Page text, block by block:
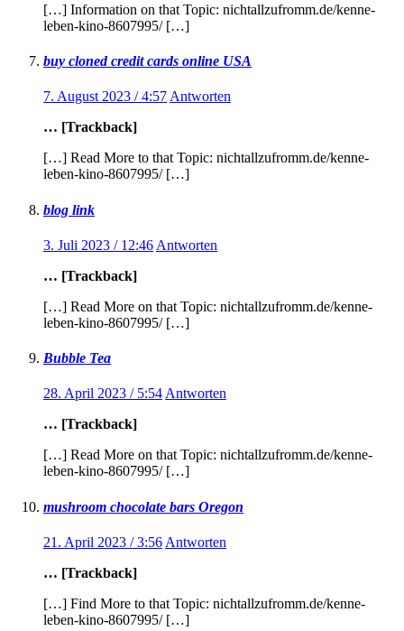
[…] Information on that Topic: nichtallzufromm.de/kenne-
leben-kino-8607995/ […]
buy cloned credit cards online USA
7. August 2023 / 4:57 Antworten
… [Trackback]
[…] Read More to that Topic: nichtallzufromm.de/kenne-
leben-kino-8607995/ […]
blog link
3. Juli 2023 / 12:46 Antworten
… [Trackback]
[…] Read More on that Topic: nichtallzufromm.de/kenne-
leben-kino-8607995/ […]
Bubble Tea
28. April 2023 / 5:54 Antworten
… [Trackback]
[…] Read More on that Topic: nichtallzufromm.de/kenne-
leben-kino-8607995/ […]
mushroom chocolate bars Oregon
21. April 2023 / 3:56 Antworten
… [Trackback]
[…] Find More to that Topic: nichtallzufromm.de/kenne-
leben-kino-8607995/ […]